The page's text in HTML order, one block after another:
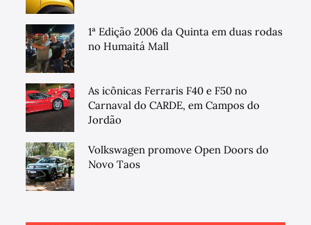
1ª Edição 2006 da Quinta em duas rodas
no Humaitá Mall
As icônicas Ferraris F40 e F50 no
Carnaval do CARDE, em Campos do
Jordão
Volkswagen promove Open Doors do
Novo Taos